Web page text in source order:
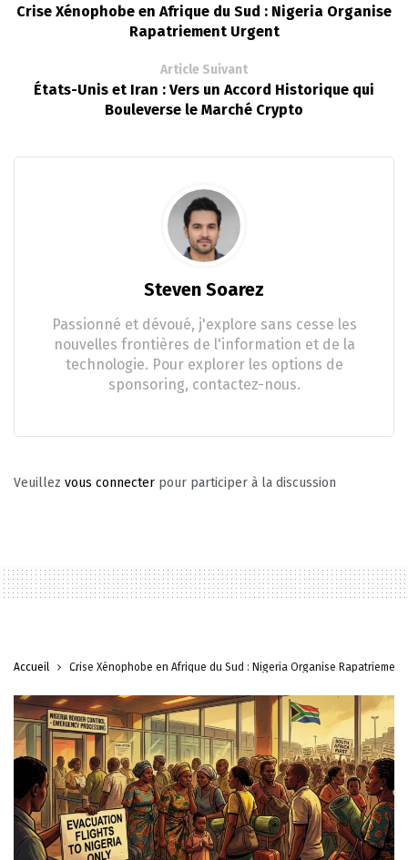
Crise Xénophobe en Afrique du Sud : Nigeria Organise
Rapatriement Urgent
Article Suivant
États-Unis et Iran : Vers un Accord Historique qui
Bouleverse le Marché Crypto
Steven Soarez
Passionné et dévoué, j'explore sans cesse les
nouvelles frontières de l'information et de la
technologie. Pour explorer les options de
sponsoring, contactez-nous.
Veuillez vous connecter pour participer à la discussion
Accueil Crise Xénophobe en Afrique du Sud : Nigeria Organise